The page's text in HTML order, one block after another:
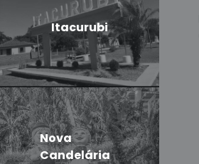
Itacurubi
Nova
Candelária